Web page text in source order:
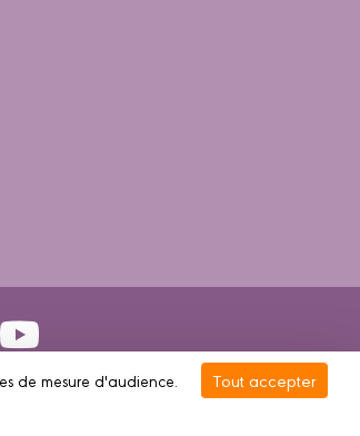
de mesure d'audience.
Tout accepter